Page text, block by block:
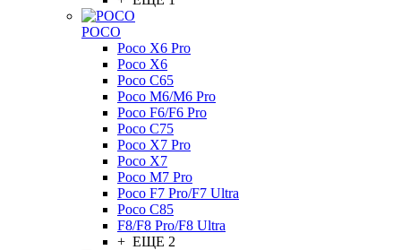
POCO
Poco X6 Pro
Poco X6
Poco C65
Poco M6/M6 Pro
Poco F6/F6 Pro
Poco C75
Poco X7 Pro
Poco X7
Poco M7 Pro
Poco F7 Pro/F7 Ultra
Poco C85
F8/F8 Pro/F8 Ultra
+ ЕЩЕ 2